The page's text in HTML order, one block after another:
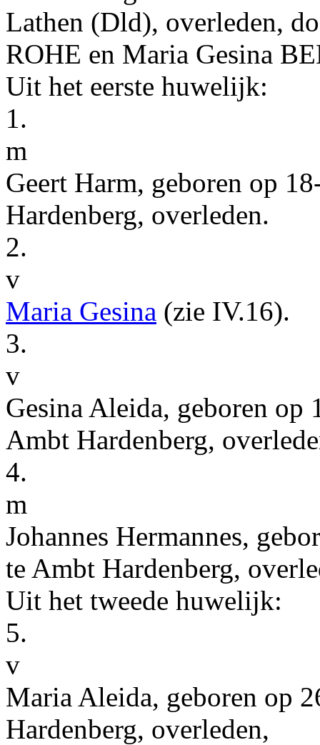
Lathen (Dld), overleden,
ROHE en Maria Gesina
Uit het eerste huwelijk:
1.
m
Geert Harm, geboren op
Hardenberg, overleden.
2.
v
Maria Gesina (zie IV.16).
3.
v
Gesina Aleida, geboren op
Ambt Hardenberg,
4.
m
Johannes Hermannes,
te Ambt Hardenberg,
Uit het tweede huwelijk:
5.
v
Maria Aleida, geboren op
Hardenberg, overleden,